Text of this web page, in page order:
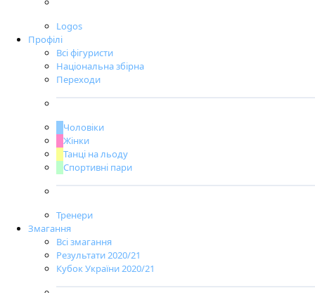
Logos
Профілі
Всі фігуристи
Національна збірна
Переходи
Чоловіки
Жінки
Танці на льоду
Спортивні пари
Тренери
Змагання
Всі змагання
Результати 2020/21
Кубок України 2020/21